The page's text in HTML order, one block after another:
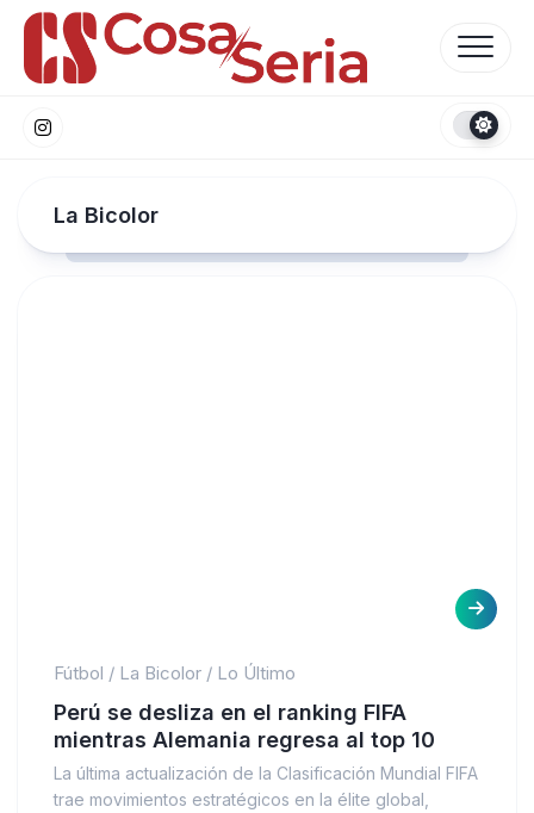
Skip
content
La Bicolor
Fútbol / La Bicolor / Lo Último
Perú se desliza en el ranking FIFA
mientras Alemania regresa al top 10
La última actualización de la Clasificación Mundial FIFA
trae movimientos estratégicos en la élite global,